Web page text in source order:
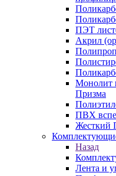
ПЭТ
Акрил
Монолит
Призма
ПВХ
Жесткий
Назад
Лента и